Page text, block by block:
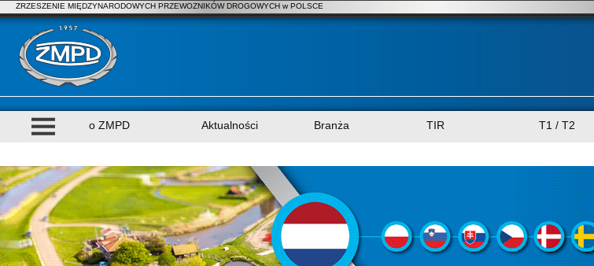
ZRZESZENIE MIĘDZYNARODOWYCH PRZEWOZNIKÓW DROGOWYCH w POLSCE
o ZMPD Aktualności Branża TIR T1 / T2